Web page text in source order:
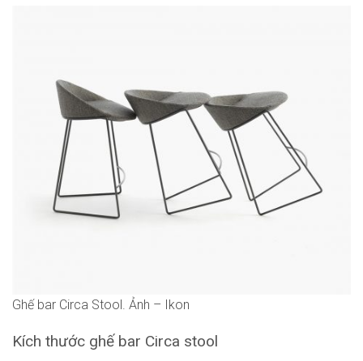
Ghế bar Circa Stool. Ảnh – Ikon
Kích thước ghế bar Circa stool